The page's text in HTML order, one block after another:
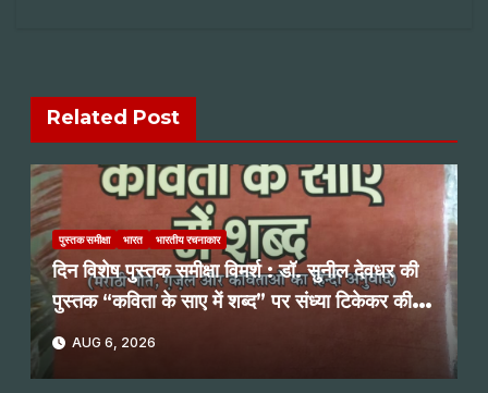
Related Post
पुस्तक समीक्षा भारत भारतीय रचनाकार
दिन विशेष पुस्तक समीक्षा विमर्श : डॉ. सुनील देवधर की
पुस्तक “कविता के साए में शब्द” पर संध्या टिकेकर की
समीक्षात्मक दृष्टि
AUG 6, 2026